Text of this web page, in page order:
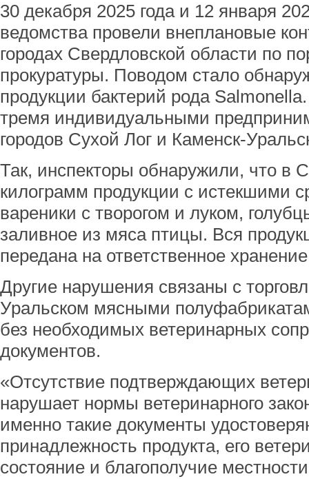
30 декабря 2025 года и 12 января
ведомства провели внеплановые
городах Свердловской области по
прокуратуры. Поводом стало
продукции бактерий рода
тремя индивидуальными
городов Сухой Лог и Каменск-
Так, инспекторы обнаружили, что в
килограмм продукции с истекшими
вареники с творогом и луком,
заливное из мяса птицы. Вся
передана на ответственное
Другие нарушения связаны с
Уральском мясными
без необходимых ветеринарных
документов.
«Отсутствие подтверждающих
нарушает нормы ветеринарного
именно такие документы
принадлежность продукта, его
состояние и благополучие